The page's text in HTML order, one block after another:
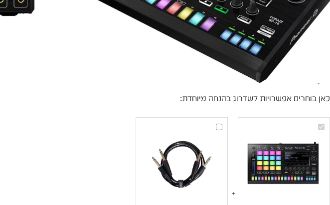
איסוף עצמי מהיר - מקוה ישראל 6 ת״א
רוצים להתייעץ עם מומחה לפני הרכישה?שלח לנו
וואטסאפ
₪
כאן בוחרים אפשרויות לשדרוג בהנחה מיוחדת:
Pioneer
SP-
סמפלר
מקצועי
UDG
1/4''